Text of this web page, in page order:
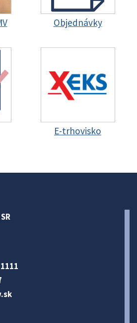
Objednávky
E-trhovisko
.sk